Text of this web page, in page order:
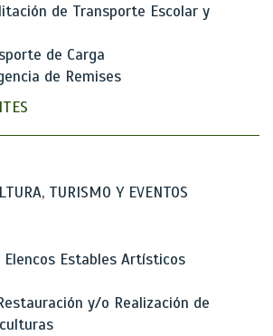
de Transporte Escolar y
de Carga
de Remises
TURISMO Y EVENTOS
Estables Artísticos
y/o Realización de